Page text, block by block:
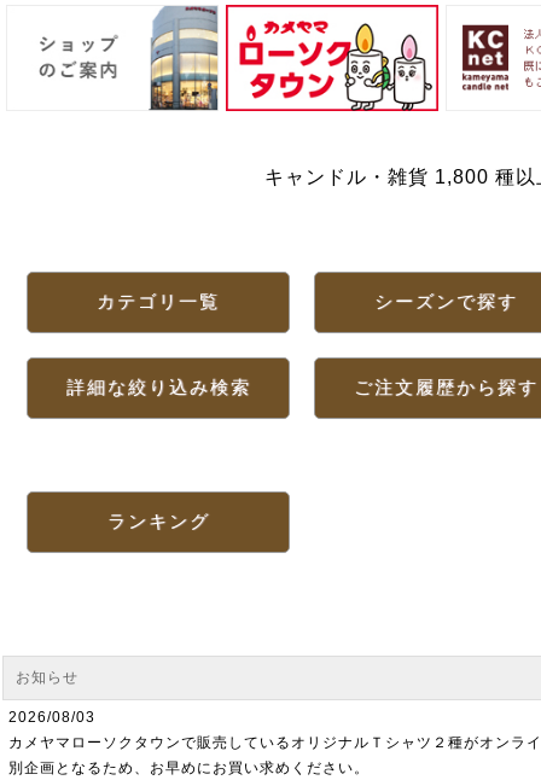
キャンドル・雑貨 1,800 種以
カテゴリ一覧 シーズンで探す
詳細な絞り込み検索 ご注文履歴から探す
ランキング
お知らせ
2026/08/03
カメヤマローソクタウンで販売しているオリジナルＴシャツ２種がオンラ
別企画となるため、お早めにお買い求めください。